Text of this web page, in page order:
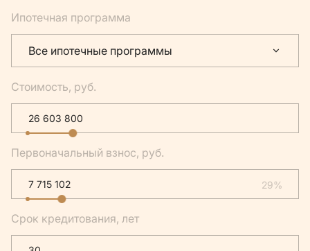
Ипотечная программа
Все ипотечные программы
Стоимость, руб.
Первоначальный взнос, руб.
29%
Срок кредитования, лет